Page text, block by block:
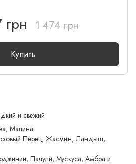
грн 1 474 грн
Купить
и свежий
Малина
Перец, Жасмин, Ландыш,
Пачули, Мускуса, Амбра и